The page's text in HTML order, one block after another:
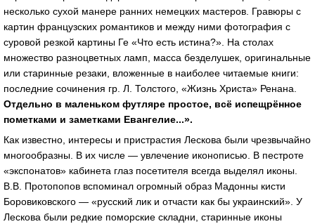
несколько сухой манере ранних немецких мастеров. Гравюры с
картин французских романтиков и между ними фотография с
суровой резкой картины Ге «Что есть истина?». На столах
множество разноцветных ламп, масса безделушек, оригинальные
или старинные резаки, вложенные в наиболее читаемые книги:
последние сочинения гр. Л. Толстого, «Жизнь Христа» Ренана.
Отдельно в маленьком футляре простое, всё испещрённое
пометками и заметками Евангелие...».
Как известно, интересы и пристрастия Лескова были чрезвычайно
многообразны. В их числе — увлечение иконописью. В пестроте
«экспонатов» кабинета глаз посетителя всегда выделял иконы.
В.В. Протопопов вспоминал огромный образ Мадонны кисти
Боровиковского — «русский лик и отчасти как бы украинский». У
Лескова были редкие поморские складни, старинные иконы